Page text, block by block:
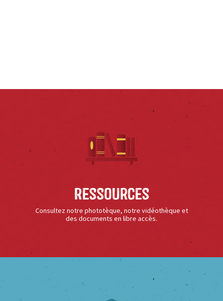
Ressources
Consultez notre phototèque, notre vidéothèque et
des documents en libre accès.